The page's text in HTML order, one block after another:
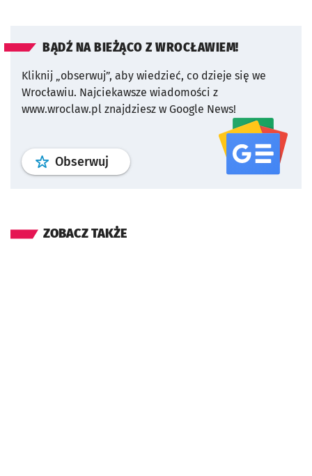
BĄDŹ NA BIEŻĄCO Z WROCŁAWIEM!
Kliknij „obserwuj”, aby wiedzieć, co dzieje się we
Wrocławiu. Najciekawsze wiadomości z
www.wroclaw.pl znajdziesz w Google News!
Obserwuj profil serwisu
ZOBACZ TAKŻE